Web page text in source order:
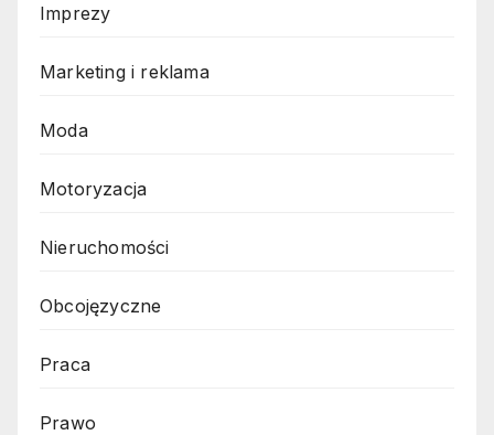
Imprezy
Marketing i reklama
Moda
Motoryzacja
Nieruchomości
Obcojęzyczne
Praca
Prawo